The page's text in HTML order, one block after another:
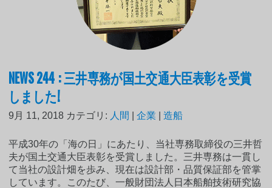
NEWS 244 : 三井専務が国土交通大臣表彰を受賞
しました!
9月 11, 2018 カテゴリ: 人間 |企業 |造船
平成30年の「海の日」にあたり、当社専務取締役の三井哲
夫が国土交通大臣表彰を受賞しました。三井専務は一貫し
て当社の設計畑を歩み、現在は設計部・品質保証部を管掌
しています。このたび、一般財団法人日本船舶技術研究協